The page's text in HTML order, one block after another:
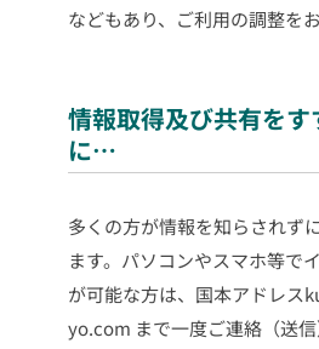
などもあり、ご利用の調整を
情報取得及び共有をす
に…
多くの方が情報を知らされず
ます。パソコンやスマホ等で
が可能な方は、国本アドレス
yo.com まで一度ご連絡（送信